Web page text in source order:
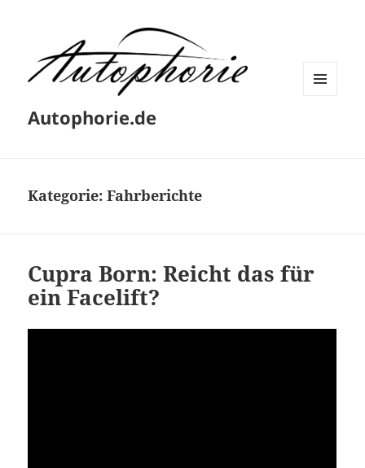
Autophorie.de
Kategorie:Fahrberichte
Cupra Born: Reicht das für
ein Facelift?